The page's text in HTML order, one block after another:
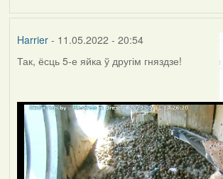
Harrier- 11.05.2022 - 20:54
Так, ёсць 5-е яйка ў другім гняздзе!